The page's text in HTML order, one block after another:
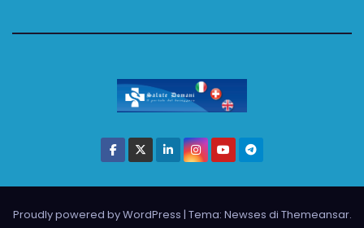
Proudly powered by WordPress | Tema: Newses di Themeansar.